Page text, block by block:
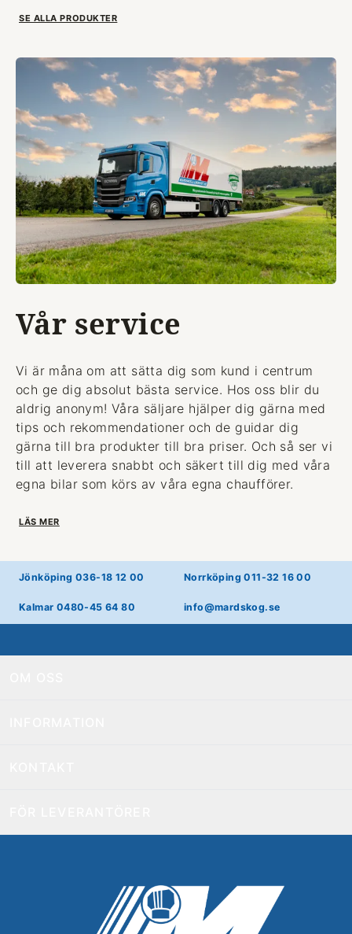
SE ALLA PRODUKTER
Vår service
Vi är måna om att sätta dig som kund i centrum
och ge dig absolut bästa service. Hos oss blir du
aldrig anonym! Våra säljare hjälper dig gärna med
tips och rekommendationer och de guidar dig
gärna till bra produkter till bra priser. Och så ser vi
till att leverera snabbt och säkert till dig med våra
egna bilar som körs av våra egna chaufförer.
LÄS MER
Jönköping 036-18 12 00 Norrköping 011-32 16 00
Kalmar 0480-45 64 80 info@mardskog.se